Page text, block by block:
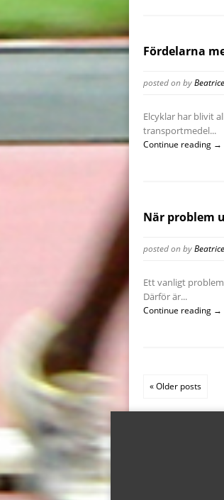
Fördelarna
posted onby
Elcyklar har blivit
transportmedel...
Continue reading →
När problem
posted onby
Ett vanligt
Därför är...
Continue reading →
« Older posts